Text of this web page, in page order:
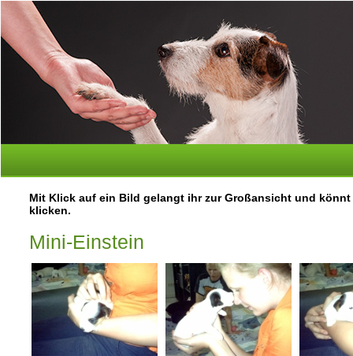
Mit Klick auf ein Bild gelangt ihr zur Großansicht und
klicken.
Mini-Einstein